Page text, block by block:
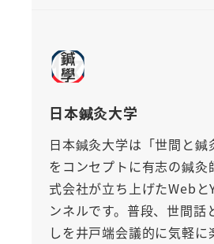
日本鍼灸大学
日本鍼灸大学は「世間と鍼
をコンセプトに有志の鍼灸
式会社が立ち上げたWeb
ンネルです。普段、世間話
しを井戸端会議的に気軽に